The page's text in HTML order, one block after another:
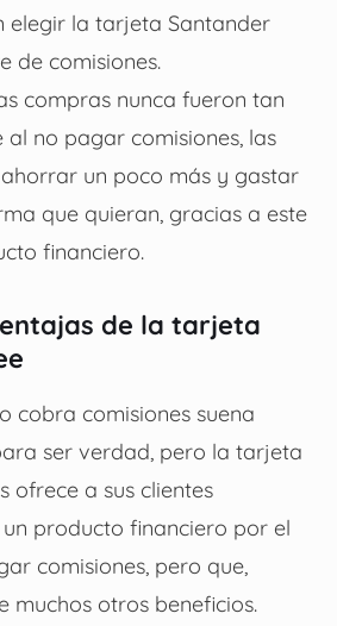
elegir la tarjeta Santander
de comisiones.
compras nunca fueron tan
no pagar comisiones, las
un poco más y gastar
que quieran, gracias a este
financiero.
de la tarjeta
cobra comisiones suena
ser verdad, pero la tarjeta
ofrece a sus clientes
producto financiero por el
comisiones, pero que,
muchos otros beneficios.